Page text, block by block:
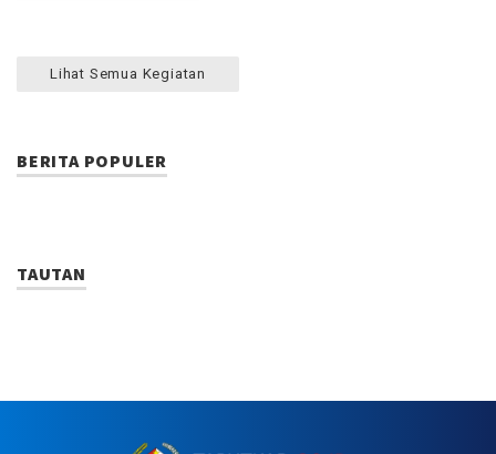
Lihat Semua Kegiatan
BERITA POPULER
TAUTAN